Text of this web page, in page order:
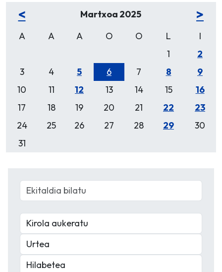
< Martxoa 2025 >
A A A O O L
I
1
2
3
4 5 6 7 8
9
10
11 12 13 14 15
16
17
18 19 20 21 22
23
24
25 26 27 28 29
30
31